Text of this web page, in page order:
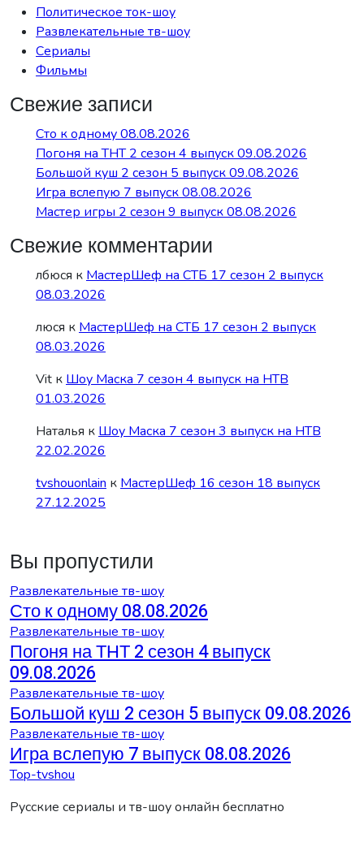
Политическое ток-шоу
Развлекательные тв-шоу
Сериалы
Фильмы
Свежие записи
Сто к одному 08.08.2026
Погоня на ТНТ 2 сезон 4 выпуск 09.08.2026
Большой куш 2 сезон 5 выпуск 09.08.2026
Игра вслепую 7 выпуск 08.08.2026
Мастер игры 2 сезон 9 выпуск 08.08.2026
Свежие комментарии
лбюся к МастерШеф на СТБ 17 сезон 2 выпуск
08.03.2026
люся к МастерШеф на СТБ 17 сезон 2 выпуск
08.03.2026
Vit к Шоу Маска 7 сезон 4 выпуск на НТВ
01.03.2026
Наталья к Шоу Маска 7 сезон 3 выпуск на НТВ
22.02.2026
tvshouonlain к МастерШеф 16 сезон 18 выпуск
27.12.2025
Вы пропустили
Развлекательные тв-шоу
Сто к одному 08.08.2026
Развлекательные тв-шоу
Погоня на ТНТ 2 сезон 4 выпуск
09.08.2026
Развлекательные тв-шоу
Большой куш 2 сезон 5 выпуск 09.08.2026
Развлекательные тв-шоу
Игра вслепую 7 выпуск 08.08.2026
Top-tvshou
Русские сериалы и тв-шоу онлайн бесплатно